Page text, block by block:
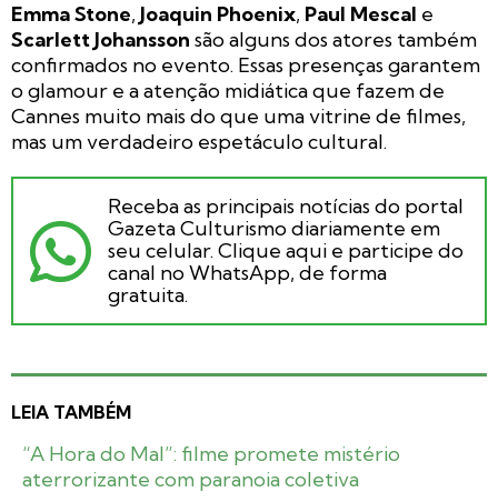
Emma Stone, Joaquin Phoenix, Paul Mescal e
Scarlett Johansson são alguns dos atores também
confirmados no evento. Essas presenças garantem
o glamour e a atenção midiática que fazem de
Cannes muito mais do que uma vitrine de filmes,
mas um verdadeiro espetáculo cultural.
Receba as principais notícias do portal
Gazeta Culturismo diariamente em
seu celular. Clique aqui e participe do
canal no WhatsApp, de forma
gratuita.
LEIA TAMBÉM
“A Hora do Mal”: filme promete mistério
aterrorizante com paranoia coletiva